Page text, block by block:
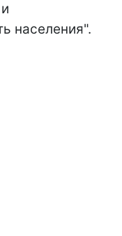
населения".